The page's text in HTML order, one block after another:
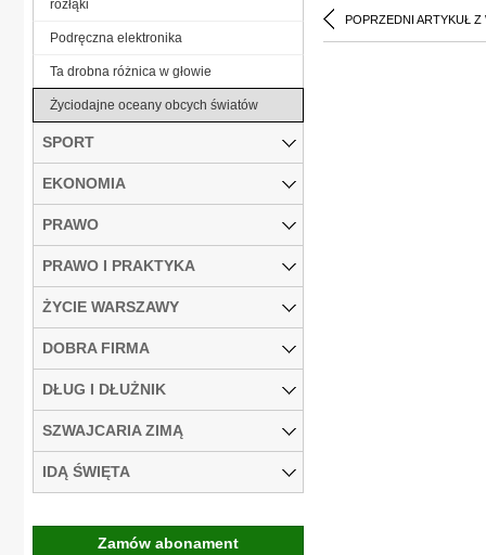
POPRZEDNI ARTYKUŁ Z
rozłąki
Podręczna elektronika
Ta drobna różnica w głowie
Życiodajne oceany obcych światów
SPORT
EKONOMIA
PRAWO
PRAWO I PRAKTYKA
ŻYCIE WARSZAWY
DOBRA FIRMA
DŁUG I DŁUŻNIK
SZWAJCARIA ZIMĄ
IDĄ ŚWIĘTA
Zamów abonament